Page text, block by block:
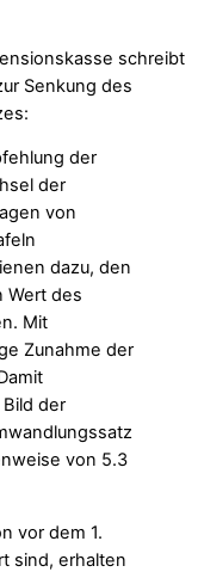
schreibt
Senkung des
der
der
von
dazu, den
Wert des
Mit
Zunahme der
der
von 5.3
vor dem 1.
sind, erhalten